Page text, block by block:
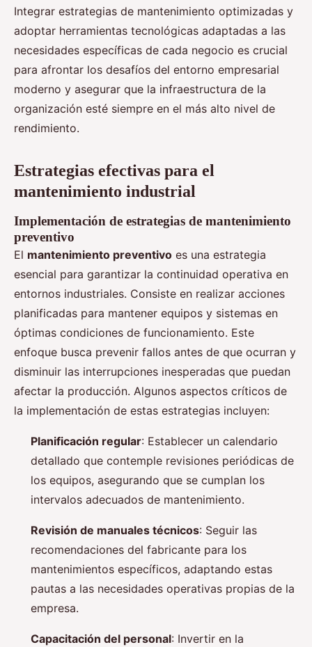
Integrar estrategias de mantenimiento optimizadas y
adoptar herramientas tecnológicas adaptadas a las
necesidades específicas de cada negocio es crucial
para afrontar los desafíos del entorno empresarial
moderno y asegurar que la infraestructura de la
organización esté siempre en el más alto nivel de
rendimiento.
Estrategias efectivas para el
mantenimiento industrial
Implementación de estrategias de mantenimiento
preventivo
El mantenimiento preventivo es una estrategia
esencial para garantizar la continuidad operativa en
entornos industriales. Consiste en realizar acciones
planificadas para mantener equipos y sistemas en
óptimas condiciones de funcionamiento. Este
enfoque busca prevenir fallos antes de que ocurran y
disminuir las interrupciones inesperadas que puedan
afectar la producción. Algunos aspectos críticos de
la implementación de estas estrategias incluyen:
Planificación regular: Establecer un calendario
detallado que contemple revisiones periódicas de
los equipos, asegurando que se cumplan los
intervalos adecuados de mantenimiento.
Revisión de manuales técnicos: Seguir las
recomendaciones del fabricante para los
mantenimientos específicos, adaptando estas
pautas a las necesidades operativas propias de la
empresa.
Capacitación del personal: Invertir en la